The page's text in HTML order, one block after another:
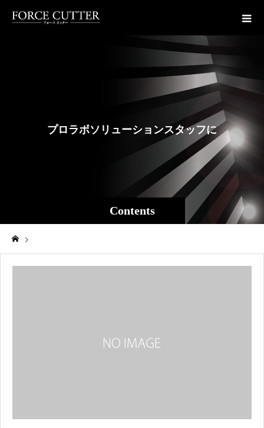
Contents
ロラ ボソリ ュ ーショ ン スタッフ による